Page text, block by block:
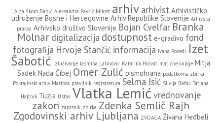
Aida Škoro Babić Aleksandra Pavšič Milost arhiv arhivist Arhivističko
udruženje Bosne i Hercegovine Arhiv Republike Slovenije Arhivska
praksa Arhivsko društvo Slovenije Bojan Cvelfar Branka
Molnar digitalizacija dostupnost e-gradivo fond
fotografija Hrvoje Stančić informacija Ivana Posedi Izet
Šabotić izlučivanje Jasmina Latinović Katarina Horvat matične knjige Mitja
Sadek Nada Čibej Omer Zulić pismohrana podatkovna zbirka
Pokrajinski arhiv Maribor pravilnik registratura Selma Isić Silvija Babić Tatjana
Hajtnik Tuzla Ustav Vlatka Lemić vrednovanje
zakon zapisnik zbirka Zdenka Semlič Rajh
Zgodovinski arhiv Ljubljana ZVDAGA Živana Heđbeli